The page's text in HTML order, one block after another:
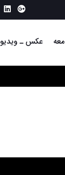
عکس ـ ویدیو